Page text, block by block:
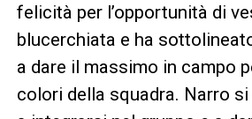
felicità per l’opportunità di
blucerchiata e ha
a dare il massimo in campo
colori della squadra. Narro